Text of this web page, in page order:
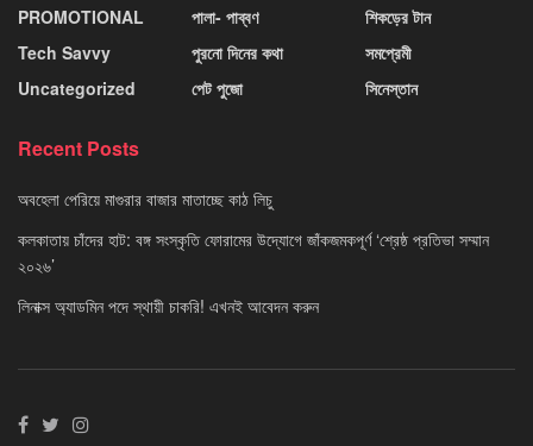
PROMOTIONAL
Tech Savvy
Uncategorized
পালা- পাব্বণ
পুরনো দিনের কথা
পেট পুজো
শিকড়ের টান
সমপ্রেমী
সিনেস্তান
Recent Posts
অবহেলা পেরিয়ে মাগুরার বাজার মাতাচ্ছে কাঠ লিচু
কলকাতায় চাঁদের হাট: বঙ্গ সংস্কৃতি ফোরামের উদ্যোগে জাঁকজমকপূর্ণ ‘শ্রেষ্ঠ প্রতিভা সম্মান
২০২৬’
লিনাক্স অ্যাডমিন পদে স্থায়ী চাকরি! এখনই আবেদন করুন